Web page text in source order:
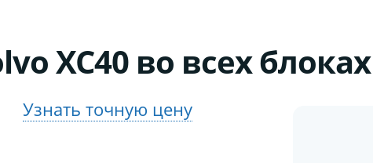
XC40 во всех
Узнать точную цену